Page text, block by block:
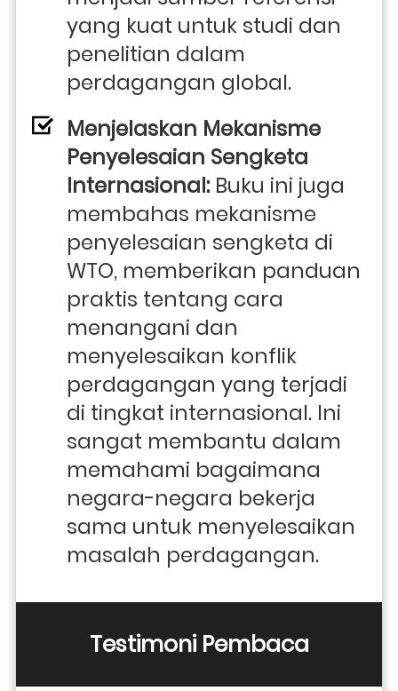
yang kuat untuk studi dan
penelitian dalam
perdagangan global.
Menjelaskan Mekanisme
Penyelesaian Sengketa
Internasional: Buku ini juga
membahas mekanisme
penyelesaian sengketa di
WTO, memberikan panduan
praktis tentang cara
menangani dan
menyelesaikan konflik
perdagangan yang terjadi
di tingkat internasional. Ini
sangat membantu dalam
memahami bagaimana
negara-negara bekerja
sama untuk menyelesaikan
masalah perdagangan.
Testimoni Pembaca